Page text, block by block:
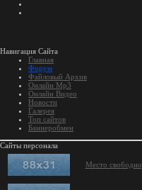
Навигация Сайта
Главная
Форум
Файловый Архив
Онлайн Mp3
Онлайн Видео
Новости
Галерея
Топ сайтов
Баннеробмен
Сайты персонала
Место свободно